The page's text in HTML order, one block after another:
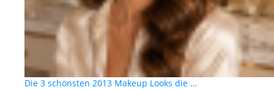
Die 3 schönsten 2013 Makeup Looks die …